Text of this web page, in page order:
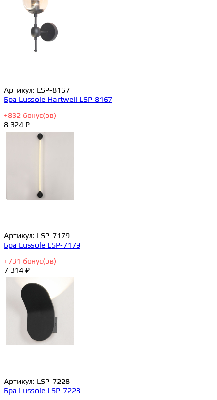
Артикул: LSP-8167
Бра Lussole Hartwell LSP-8167
+832 бонус(ов)
8 324 ₽
Артикул: LSP-7179
Бра Lussole LSP-7179
+731 бонус(ов)
7 314 ₽
Артикул: LSP-7228
Бра Lussole LSP-7228